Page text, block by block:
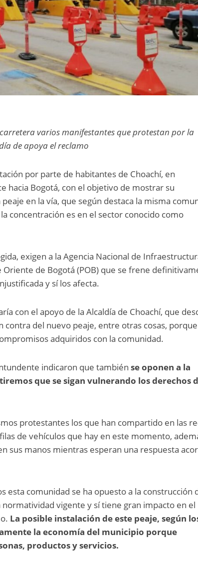
varios manifestantes que protestan por la
de apoya el reclamo
por parte de habitantes de Choachí, en
hacia Bogotá, con el objetivo de mostrar su
en la vía, que según destaca la misma
concentración es en el sector conocido como
exigen a la Agencia Nacional de
Oriente de Bogotá (POB) que se frene
y sí los afecta.
con el apoyo de la Alcaldía de Choachí, que
del nuevo peaje, entre otras cosas,
adquiridos con la comunidad.
indicaron que tambiénse oponen a la
que se sigan vulnerando los derechos
protestantes los que han compartido en las
de vehículos que hay en este momento,
sus manos mientras esperan una respuesta
esta comunidad se ha opuesto a la construcción
vigente y sí tiene gran impacto en el
La posible instalación de este peaje, según
la economía del municipio porque
productos y servicios.